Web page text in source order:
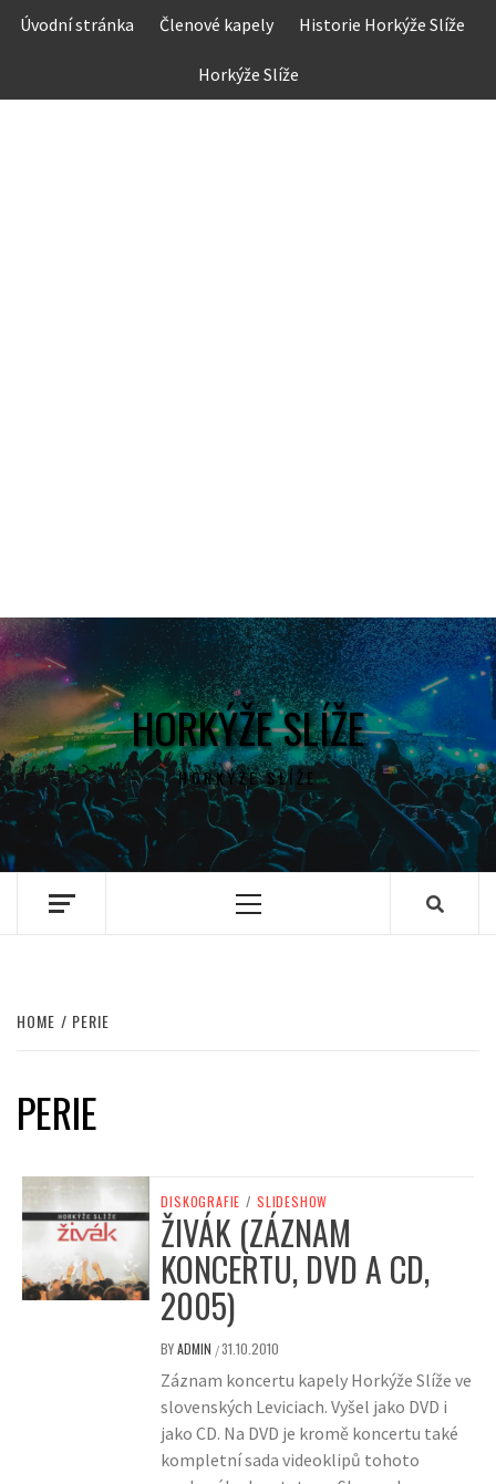
Skip
Úvodní stránka Členové kapely Historie Horkýže Slíže
Horkýže Slíže
HORKÝŽE SLÍŽE
HORKÝŽE SLÍŽE
Primary
HOME PERIE
PERIE
DISKOGRAFIE / SLIDESHOW
ŽIVÁK (ZÁZNAM
KONCERTU, DVD A CD,
2005)
BYADMIN /31.10.2010
Záznam koncertu kapely Horkýže Slíže ve
slovenských Leviciach. Vyšel jako DVD i
jako CD. Na DVD je kromě koncertu také
kompletní sada videoklipů tohoto